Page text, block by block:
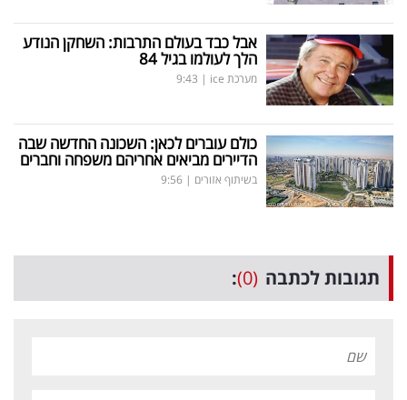
אבל כבד בעולם התרבות: השחקן הנודע
הלך לעולמו בגיל 84
מערכת ice |
9:43
כולם עוברים לכאן: השכונה החדשה שבה
הדיירים מביאים אחריהם משפחה וחברים
בשיתוף אזורים |
9:56
תגובות לכתבה (0)
: